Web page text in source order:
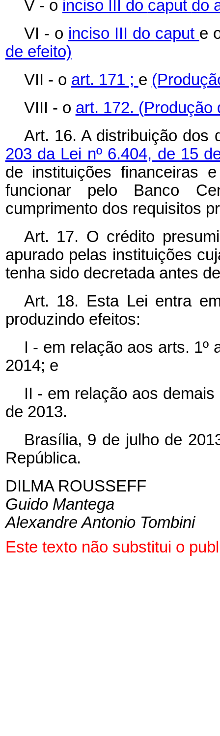
V - o inciso III do caput do
VI - o inciso III do caput e
de efeito)
VII - o art. 171 ; e
VIII - o art. 172. (Produção
Art. 16. A distribuição
203 da Lei nº 6.404, de 15
de instituições financeiras
funcionar pelo Banco
cumprimento dos requisitos
Art. 17. O crédito
apurado pelas instituições
tenha sido decretada antes
Art. 18. Esta Lei entra
produzindo efeitos:
I - em relação aos arts. 1º
2014; e
II - em relação aos
de 2013.
Brasília, 9 de julho de
República.
DILMA ROUSSEFF
Guido Mantega
Alexandre Antonio Tombini
Este texto não substitui o